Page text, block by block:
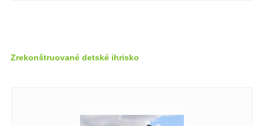
Zrekonštruované detské ihrisko